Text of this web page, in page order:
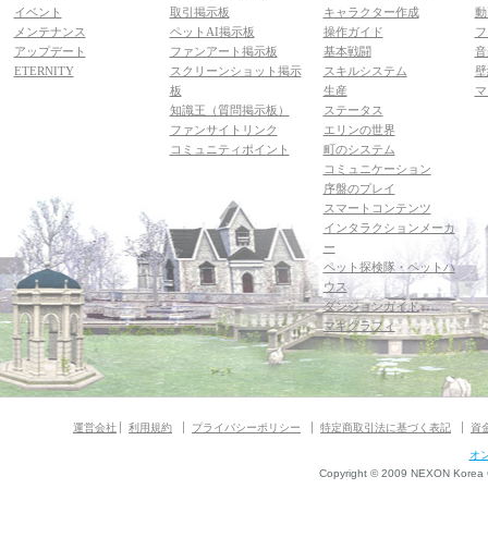
イベント
メンテナンス
アップデート
ETERNITY
取引掲示板
ペットAI掲示板
ファンアート掲示板
スクリーンショット掲示
板
知識王（質問掲示板）
ファンサイトリンク
コミュニティポイント
キャラクター作成
操作ガイド
基本戦闘
スキルシステム
生産
ステータス
エリンの世界
町のシステム
コミュニケーション
序盤のプレイ
スマートコンテンツ
インタラクションメーカ
ー
ペット探検隊・ペットハ
ウス
ダンジョンガイド
マギグラフィ
運営会社 利用規約 プライバシーポリシー 特定商取引法に基づく表記 資
オ
Copyright © 2009 NEXON Korea